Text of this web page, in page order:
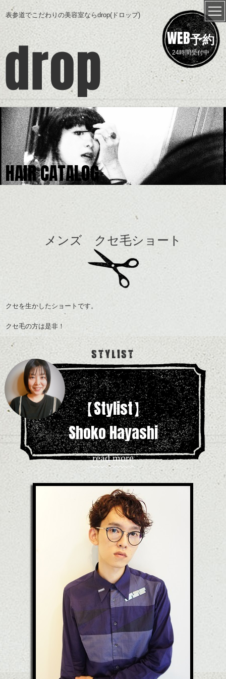
表参道でこだわりの美容室ならdrop(ドロップ)
WEB予約
24時間受付中
HAIR CATALOG
メンズ クセ毛ショート
クセを生かしたショートです。
クセ毛の方は是非！
STYLIST
【Stylist】
Shoko Hayashi
read more